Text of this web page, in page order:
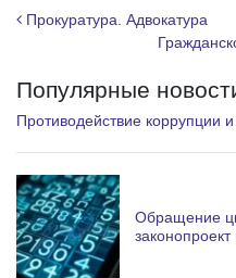
r
Навигация по
Прокуратура. Адвокатура
Популярные
Противодействие коррупции
Обращение